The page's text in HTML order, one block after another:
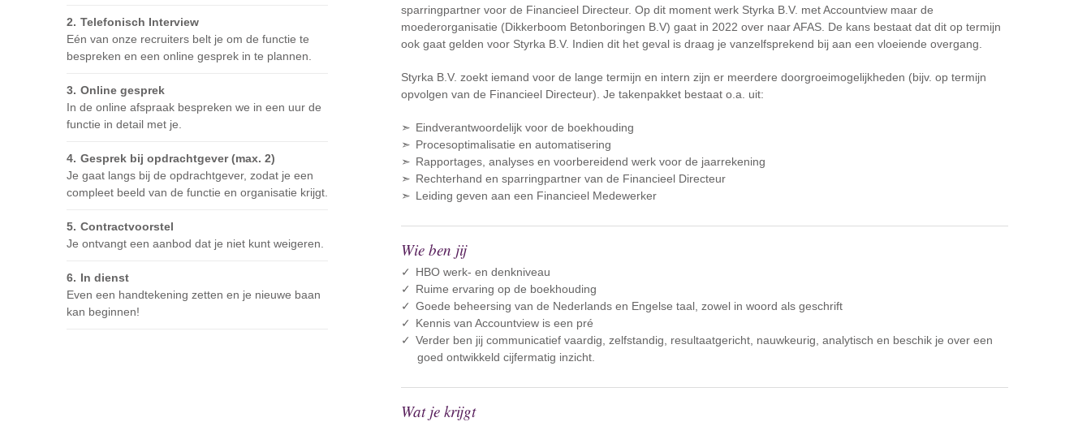
Telefonisch Interview
Eén van onze recruiters belt je om de functie te
bespreken en een online gesprek in te plannen.
Online gesprek
In de online afspraak bespreken we in een uur de
functie in detail met je.
Gesprek bij opdrachtgever (max. 2)
Je gaat langs bij de opdrachtgever, zodat je een
compleet beeld van de functie en organisatie krijgt.
Contractvoorstel
Je ontvangt een aanbod dat je niet kunt weigeren.
In dienst
Even een handtekening zetten en je nieuwe baan
kan beginnen!
sparringpartner voor de Financieel Directeur. Op dit moment werk Styrka B.V. met Accountview maar de
moederorganisatie (Dikkerboom Betonboringen B.V) gaat in 2022 over naar AFAS. De kans bestaat dat dit op termijn
ook gaat gelden voor Styrka B.V. Indien dit het geval is draag je vanzelfsprekend bij aan een vloeiende overgang.
Styrka B.V. zoekt iemand voor de lange termijn en intern zijn er meerdere doorgroeimogelijkheden (bijv. op termijn
opvolgen van de Financieel Directeur). Je takenpakket bestaat o.a. uit:
Eindverantwoordelijk voor de boekhouding
Procesoptimalisatie en automatisering
Rapportages, analyses en voorbereidend werk voor de jaarrekening
Rechterhand en sparringpartner van de Financieel Directeur
Leiding geven aan een Financieel Medewerker
Wie ben jij
HBO werk- en denkniveau
Ruime ervaring op de boekhouding
Goede beheersing van de Nederlands en Engelse taal, zowel in woord als geschrift
Kennis van Accountview is een pré
Verder ben jij communicatief vaardig, zelfstandig, resultaatgericht, nauwkeurig, analytisch en beschik je over een
goed ontwikkeld cijfermatig inzicht.
Wat je krijgt